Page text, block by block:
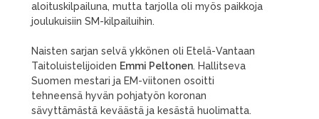
aloituskilpailuna, mutta tarjolla oli myös paikkoja
joulukuisiin SM-kilpailuihin.
Naisten sarjan selvä ykkönen oli Etelä-Vantaan
Taitoluistelijoiden Emmi Peltonen. Hallitseva
Suomen mestari ja EM-viitonen osoitti
tehneensä hyvän pohjatyön koronan
sävyttämästä keväästä ja kesästä huolimatta.